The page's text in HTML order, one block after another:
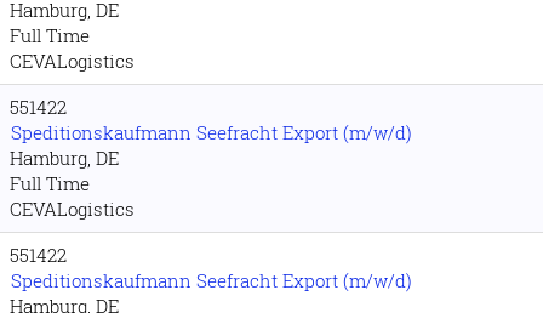
Hamburg, DE
Full Time
CEVALogistics
551422
Speditionskaufmann Seefracht Export (m/w/d)
Hamburg, DE
Full Time
CEVALogistics
551422
Speditionskaufmann Seefracht Export (m/w/d)
Hamburg, DE